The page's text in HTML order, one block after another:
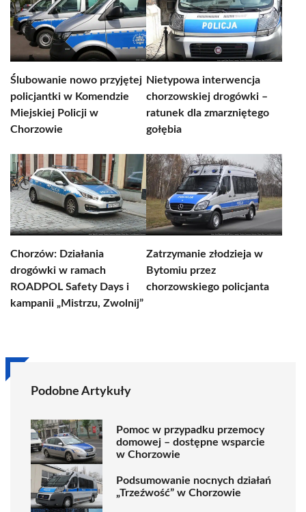
Ślubowanie nowo przyjętej
policjantki w Komendzie
Miejskiej Policji w
Chorzowie
Nietypowa interwencja
chorzowskiej drogówki –
ratunek dla zmarzniętego
gołębia
Chorzów: Działania
drogówki w ramach
ROADPOL Safety Days i
kampanii „Mistrzu, Zwolnij”
Zatrzymanie złodzieja w
Bytomiu przez
chorzowskiego policjanta
Podobne Artykuły
Pomoc w przypadku przemocy
domowej – dostępne wsparcie
w Chorzowie
Podsumowanie nocnych działań
„Trzeźwość” w Chorzowie